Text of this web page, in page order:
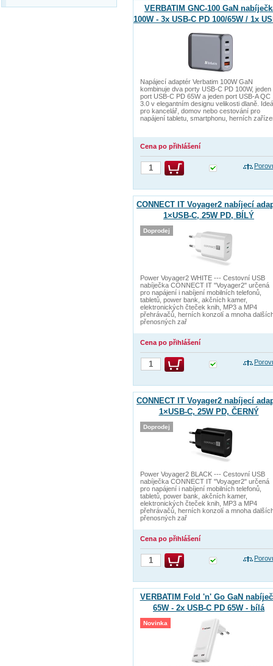
VERBATIM GNC-100 GaN
100W - 3x USB-C PD 100/65W / 1x
QC 3.0
Napájecí adaptér Verbatim 100W GaN
kombinuje dva porty USB-C PD 100W, jeden
port USB-C PD 65W a jeden port USB-A QC
3.0 v elegantním designu velikosti dlaně.
pro kancelář, domov nebo cestování pro
napájení tabletu, smartphonu, herních
Cena po přihlášení
CONNECT IT Voyager2 nabíjecí
1×USB-C, 25W PD, BÍLÝ
Power Voyager2 WHITE --- Cestovní USB
nabíječka CONNECT IT "Voyager2" určená
pro napájení i nabíjení mobilních telefonů,
tabletů, power bank, akčních kamer,
elektronických čteček knih, MP3 a MP4
přehrávačů, herních konzolí a mnoha
přenosných zař
Cena po přihlášení
Doprodej
CONNECT IT Voyager2 nabíjecí
1×USB-C, 25W PD, ČERNÝ
Power Voyager2 BLACK --- Cestovní USB
nabíječka CONNECT IT "Voyager2" určená
pro napájení i nabíjení mobilních telefonů,
tabletů, power bank, akčních kamer,
elektronických čteček knih, MP3 a MP4
přehrávačů, herních konzolí a mnoha
přenosných zař
Cena po přihlášení
Doprodej
VERBATIM Fold 'n' Go GaN
65W - 2x USB-C PD 65W - bílá
Novinka